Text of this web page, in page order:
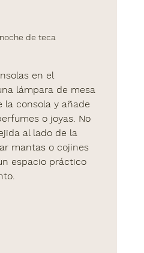
de teca
en el
lámpara de mesa
la consola y añade
o joyas. No
al lado de la
mantas o cojines
espacio práctico